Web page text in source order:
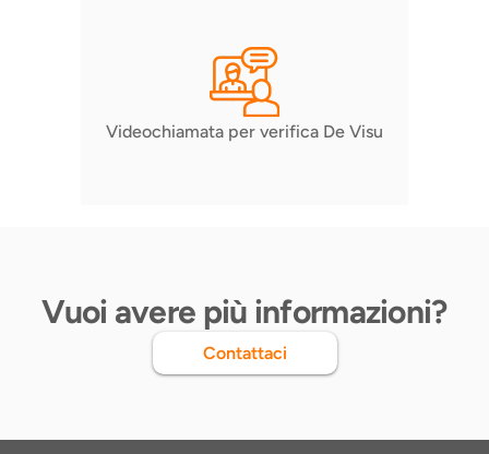
Videochiamata per verifica De Visu
Vuoi avere più informazioni?
Contattaci